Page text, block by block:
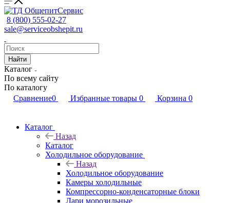
8 (800) 555-02-27
sale@serviceobshepit.ru
Найти
Каталог
По всему сайту
По каталогу
Сравнение0 Избранные товары 0 Корзина 0
Каталог
Назад
Каталог
Холодильное оборудование
Назад
Холодильное оборудование
Камеры холодильные
Компрессорно-конденсаторные блоки
Лари морозильные